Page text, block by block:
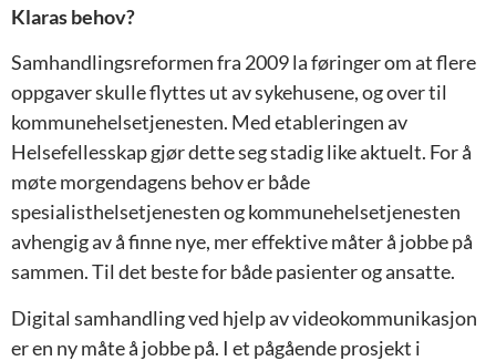
Klaras behov?
Samhandlingsreformen fra 2009 la føringer om at flere
oppgaver skulle flyttes ut av sykehusene, og over til
kommunehelsetjenesten. Med etableringen av
Helsefellesskap gjør dette seg stadig like aktuelt. For å
møte morgendagens behov er både
spesialisthelsetjenesten og kommunehelsetjenesten
avhengig av å finne nye, mer effektive måter å jobbe på
sammen. Til det beste for både pasienter og ansatte.
Digital samhandling ved hjelp av videokommunikasjon
er en ny måte å jobbe på. I et pågående prosjekt i